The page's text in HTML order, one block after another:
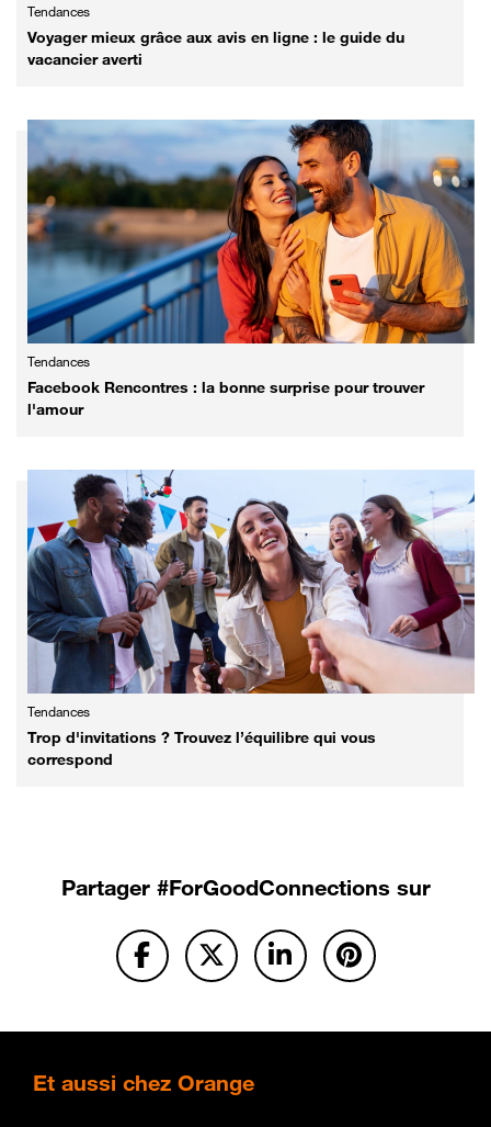
Tendances
Voyager mieux grâce aux avis en ligne : le guide du
vacancier averti
Tendances
Facebook Rencontres : la bonne surprise pour trouver
l'amour
Tendances
Trop d'invitations ? Trouvez l’équilibre qui vous
correspond
Partager#ForGoodConnections sur
Et aussi chez Orange